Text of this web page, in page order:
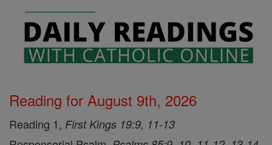
Reading for August 9th, 2026
Reading 1, First Kings 19:9, 11-13